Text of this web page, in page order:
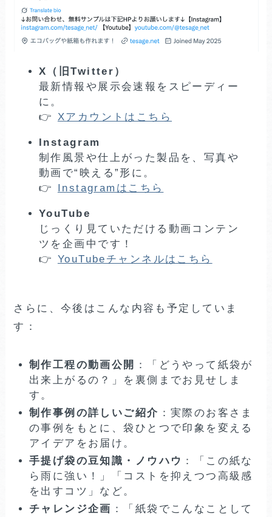
X（旧Twitter）
最新情報や展示会速報をスピーディー
に。
👉 Xアカウントはこちら
Instagram
制作風景や仕上がった製品を、写真や
動画で“映える”形に。
👉 Instagramはこちら
YouTube
じっくり見ていただける動画コンテン
ツを企画中です！
👉 YouTubeチャンネルはこちら
さらに、今後はこんな内容も予定していま
す：
制作工程の動画公開
：「どうやって紙袋が
出来上がるの？」を裏側までお見せしま
す。
制作事例の詳しいご紹介 ：実際のお客さま
の事例をもとに、袋ひとつで印象を変える
アイデアをお届け。
手提げ袋の豆知識・ノウハウ ：「この紙な
ら雨に強い！」「コストを抑えつつ高級感
を出すコツ」など。
チャレンジ企画 ：「紙袋でこんなことして